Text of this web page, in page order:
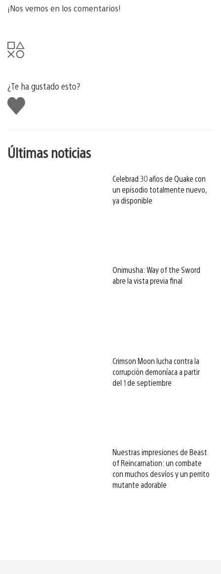
¡Nos vemos en los comentarios!
¿Te ha gustado esto?
Me
gusta
Últimas noticias
Celebrad 30 años de Quake con
un episodio totalmente nuevo,
ya disponible
Onimusha: Way of the Sword
abre la vista previa final
Crimson Moon lucha contra la
corrupción demoníaca a partir
del 1 de septiembre
Nuestras impresiones de Beast
of Reincarnation: un combate
con muchos desvíos y un perrito
mutante adorable